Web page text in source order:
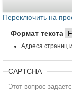
Переключить на
Формат текста
Адреса страниц
CAPTCHA
Этот вопрос